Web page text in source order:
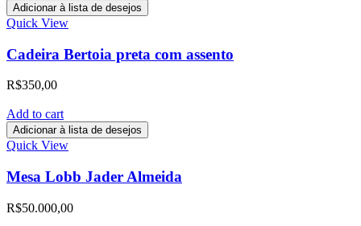
Adicionar à lista de desejos
Quick View
Cadeira Bertoia preta com assento
R$350,00
Add to cart
Adicionar à lista de desejos
Quick View
Mesa Lobb Jader Almeida
R$50.000,00